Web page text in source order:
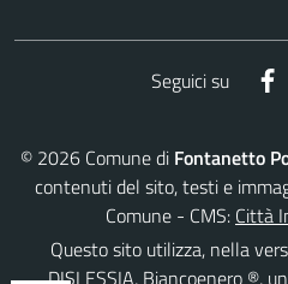
Seguici su
© 2026 Comune di Fontanetto
contenuti del sito, testi e
Comune - CMS: Città
Questo sito utilizza, nella
DISLESSIA, Biancoenero ®,